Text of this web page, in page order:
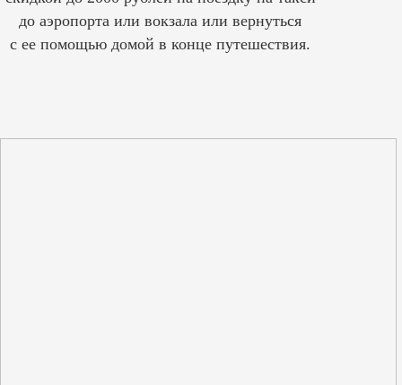
до аэропорта или вокзала или вернуться
с ее помощью домой в конце путешествия.